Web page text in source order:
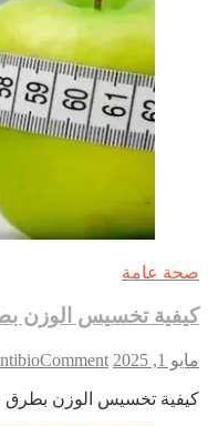
صحة عامة
كيفية تخسيس الوزن
مايو 1, 2025 Comment
كيفية تخسيس الوزن